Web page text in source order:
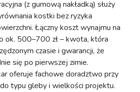
(z gumową nakładką) służy
kostki bez ryzyka
Łączny koszt wynajmu na
ok. 500–700 zł – kwota, która
czasie i gwarancji, że
się po pierwszej zimie.
oferuje fachowe doradztwo przy
typu gleby i wielkości projektu.